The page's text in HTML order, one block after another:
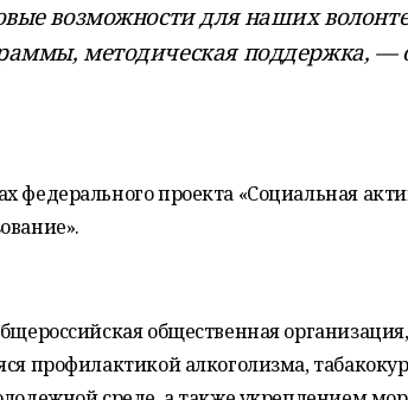
возможности для наших
методическая поддержка, —
федерального проекта «Социальная
общественная
профилактикой алкоголизма,